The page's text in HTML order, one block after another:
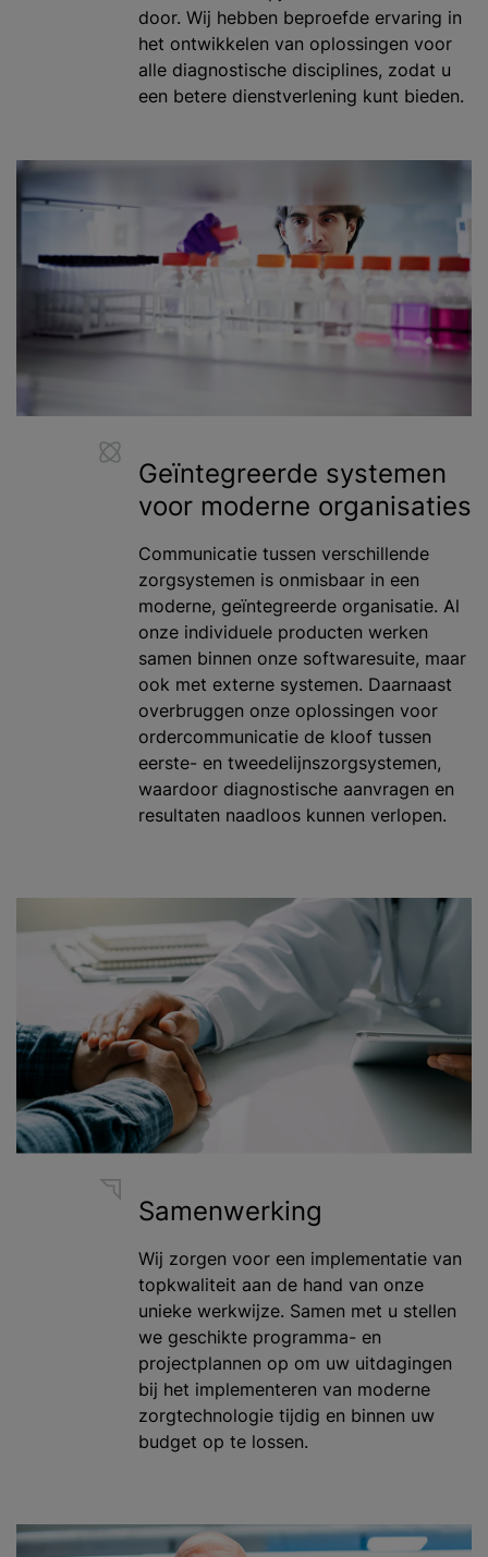
door. Wij hebben beproefde ervaring in
het ontwikkelen van oplossingen voor
alle diagnostische disciplines, zodat u
een betere dienstverlening kunt bieden.
Geïntegreerde systemen
voor moderne organisaties
Communicatie tussen verschillende
zorgsystemen is onmisbaar in een
moderne, geïntegreerde organisatie. Al
onze individuele producten werken
samen binnen onze softwaresuite, maar
ook met externe systemen. Daarnaast
overbruggen onze oplossingen voor
ordercommunicatie de kloof tussen
eerste- en tweedelijnszorgsystemen,
waardoor diagnostische aanvragen en
resultaten naadloos kunnen verlopen.
Samenwerking
Wij zorgen voor een implementatie van
topkwaliteit aan de hand van onze
unieke werkwijze. Samen met u stellen
we geschikte programma- en
projectplannen op om uw uitdagingen
bij het implementeren van moderne
zorgtechnologie tijdig en binnen uw
budget op te lossen.